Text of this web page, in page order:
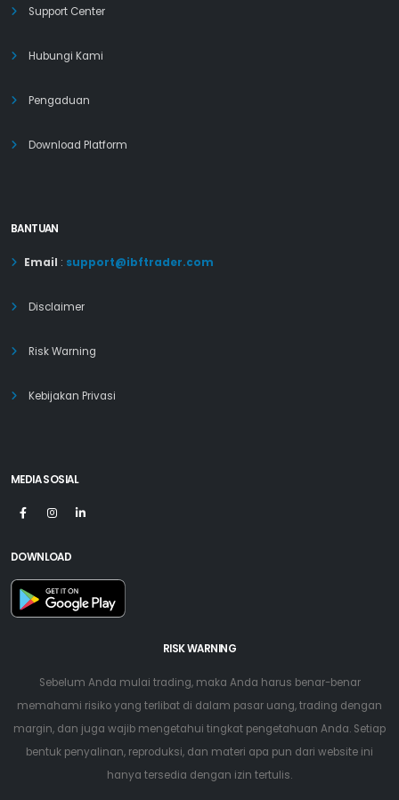
Support Center
Hubungi Kami
Pengaduan
Download Platform
BANTUAN
Email : support@ibftrader.com
Disclaimer
Risk Warning
Kebijakan Privasi
MEDIA SOSIAL
DOWNLOAD
RISK WARNING
Sebelum Anda mulai trading, maka Anda harus benar-benar
memahami risiko yang terlibat di dalam pasar uang, trading dengan
margin, dan juga wajib mengetahui tingkat pengetahuan Anda. Setiap
bentuk penyalinan, reproduksi, dan materi apa pun dari website ini
hanya tersedia dengan izin tertulis.